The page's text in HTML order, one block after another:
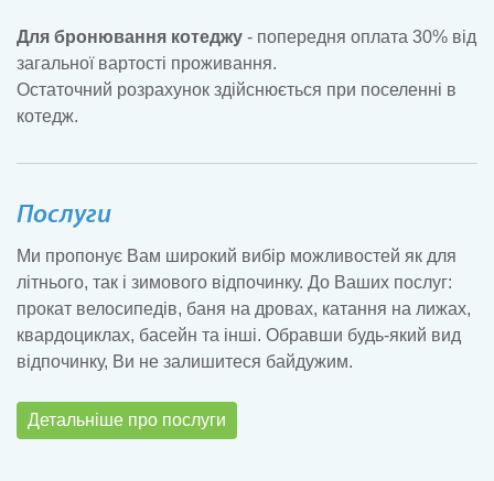
Для бронювання котеджу - попередня оплата 30% від
загальної вартості проживання.
Остаточний розрахунок здійснюється при поселенні в
котедж.
Послуги
Ми пропонує Вам широкий вибір можливостей як для
літнього, так і зимового відпочинку. До Ваших послуг:
прокат велосипедів, баня на дровах, катання на лижах,
квардоциклах, басейн та інші. Обравши будь-який вид
відпочинку, Ви не залишитеся байдужим.
Детальніше про послуги